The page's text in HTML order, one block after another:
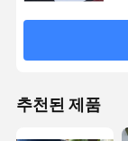
추천된 제품